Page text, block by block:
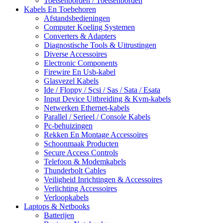
Kabels En Toebehoren
Afstandsbedieningen
Computer Koeling Systemen
Converters & Adapters
Diagnostische Tools & Uitrustingen
Diverse Accessoires
Electronic Components
Firewire En Usb-kabel
Glasvezel Kabels
Ide / Floppy / Scsi / Sas / Sata / Esata
Input Device Uitbreiding & Kvm-kabels
Netwerken Ethernet-kabels
Parallel / Serieel / Console Kabels
Pc-behuizingen
Rekken En Montage Accessoires
Schoonmaak Producten
Secure Access Controls
Telefoon & Modemkabels
Thunderbolt Cables
Veiligheid Inrichtingen & Accessoires
Verlichting Accessoires
Verloopkabels
Laptops & Netbooks
Batterijen